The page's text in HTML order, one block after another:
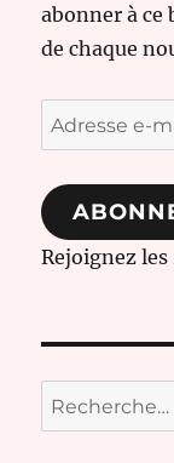
abonner à
de chaque
Adresse
e-
mail
Rejoignez
Recherche
pour :